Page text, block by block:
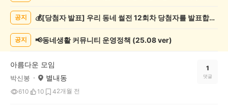
목
공지 💰[당첨자 발표] 우리 동네 썰전 12회차 당첨자를 발표합니다!
공지 📢동네생활 커뮤니티 운영정책 (25.08 ver)
아름다운 모임
박신봉 별내동
610 10 42개월 전
1
댓글